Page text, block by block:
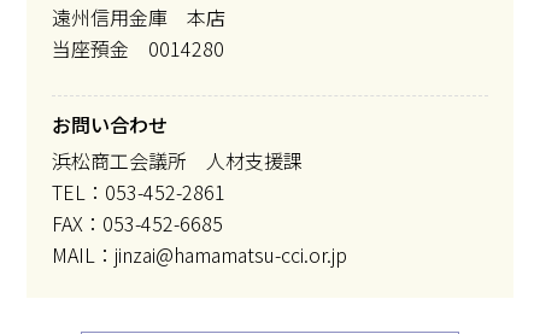
遠州信用金庫 本店
当座預金 0014280
お問い合わせ
浜松商工会議所 人材支援課
TEL：053-452-2861
FAX：053-452-6685
MAIL：jinzai@hamamatsu-cci.or.jp